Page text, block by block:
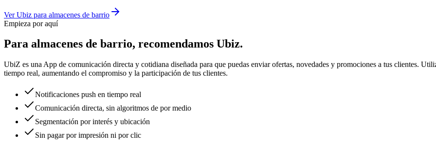
VerUbiz para almacenes de barrio
Empieza por aquí
Para almacenes de barrio, recomendamos Ubiz.
UbiZ es una App de comunicación directa y cotidiana diseñada para que puedas enviar ofertas, novedades y promociones a tus clientes.
tiempo real, aumentando el compromiso y la participación de tus clientes.
Notificaciones push en tiempo real
Comunicación directa, sin algoritmos de por medio
Segmentación por interés y ubicación
Sin pagar por impresión ni por clic